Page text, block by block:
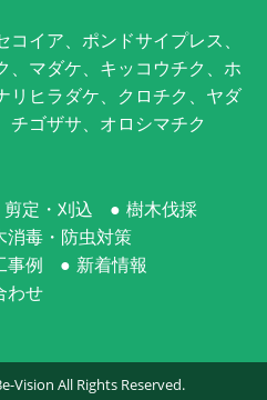
イア、ポンドサイプレス、
、マダケ、キッコウチク、ホ
リヒラダケ、クロチク、ヤダ
チゴザサ、オロシマチク
剪定・刈込
樹木伐採
消毒・防虫対策
事例
新着情報
わせ
Vision All Rights Reserved.